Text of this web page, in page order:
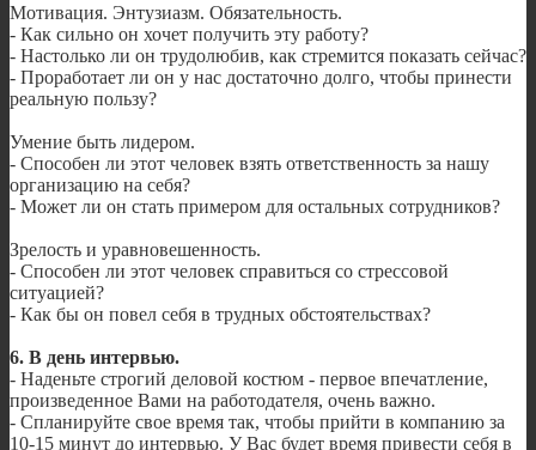
Мотивация. Энтузиазм. Обязательность.
- Как сильно он хочет получить эту работу?
- Настолько ли он трудолюбив, как стремится показать сейчас?
- Проработает ли он у нас достаточно долго, чтобы принести
реальную пользу?
Умение быть лидером.
- Способен ли этот человек взять ответственность за нашу
организацию на себя?
- Может ли он стать примером для остальных сотрудников?
Зрелость и уравновешенность.
- Способен ли этот человек справиться со стрессовой
ситуацией?
- Как бы он повел себя в трудных обстоятельствах?
6. В день интервью.
- Наденьте строгий деловой костюм - первое впечатление,
произведенное Вами на работодателя, очень важно.
- Спланируйте свое время так, чтобы прийти в компанию за
10-15 минут до интервью. У Вас будет время привести себя в